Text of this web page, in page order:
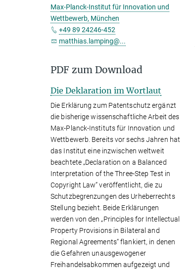
Max-Planck-Institut für Innovation und
Wettbewerb, München
+49 89 24246-452
matthias.lamping@...
PDF zum Download
Die Deklaration im Wortlaut
Die Erklärung zum Patentschutz ergänzt
die bisherige wissenschaftliche Arbeit des
Max-Planck-Instituts für Innovation und
Wettbewerb. Bereits vor sechs Jahren hat
das Institut eine inzwischen weltweit
beachtete „Declaration on a Balanced
Interpretation of the Three-Step Test in
Copyright Law“ veröffentlicht, die zu
Schutzbegrenzungen des Urheberrechts
Stellung bezieht. Beide Erklärungen
werden von den „Principles for Intellectual
Property Provisions in Bilateral and
Regional Agreements“ flankiert, in denen
die Gefahren unausgewogener
Freihandelsabkommen aufgezeigt und